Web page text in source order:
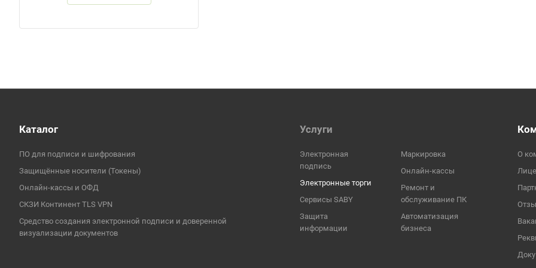
Каталог
ПО для подписи и шифрования
Защищённые носители (Токены)
Онлайн-кассы и ОФД
СКЗИ Континент TLS VPN
Средство создания электронной подписи и доверенной
визуализации документов
Услуги
Электронная
подпись
Электронные торги
Сервисы SABY
Защита
информации
Маркировка
Онлайн-кассы
Ремонт и
обслуживание ПК
Автоматизация
бизнеса
О